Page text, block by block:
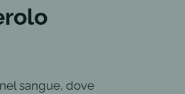
sangue, dove